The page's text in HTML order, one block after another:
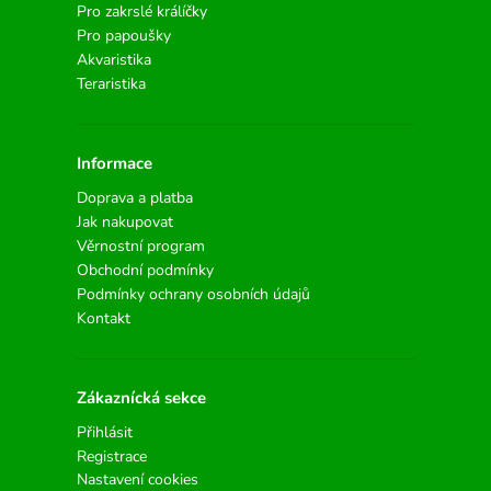
Pro zakrslé králíčky
Pro papoušky
Akvaristika
Teraristika
Informace
Doprava a platba
Jak nakupovat
Věrnostní program
Obchodní podmínky
Podmínky ochrany osobních údajů
Kontakt
Zákaznícká sekce
Přihlásit
Registrace
Nastavení cookies